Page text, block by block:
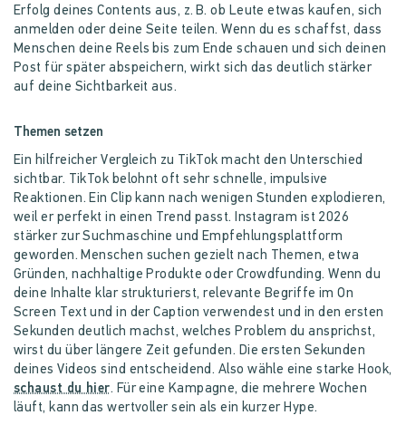
Erfolg deines Contents aus, z. B. ob Leute etwas kaufen, sich
anmelden oder deine Seite teilen. Wenn du es schaffst, dass
Menschen deine Reels bis zum Ende schauen und sich deinen
Post für später abspeichern, wirkt sich das deutlich stärker
auf deine Sichtbarkeit aus.
Themen setzen
Ein hilfreicher Vergleich zu TikTok macht den Unterschied
sichtbar. TikTok belohnt oft sehr schnelle, impulsive
Reaktionen. Ein Clip kann nach wenigen Stunden explodieren,
weil er perfekt in einen Trend passt. Instagram ist 2026
stärker zur Suchmaschine und Empfehlungsplattform
geworden. Menschen suchen gezielt nach Themen, etwa
Gründen, nachhaltige Produkte oder Crowdfunding. Wenn du
deine Inhalte klar strukturierst, relevante Begriffe im On
Screen Text und in der Caption verwendest und in den ersten
Sekunden deutlich machst, welches Problem du ansprichst,
wirst du über längere Zeit gefunden. Die ersten Sekunden
deines Videos sind entscheidend. Also wähle eine starke Hook,
schaust du hier. Für eine Kampagne, die mehrere Wochen
läuft, kann das wertvoller sein als ein kurzer Hype.